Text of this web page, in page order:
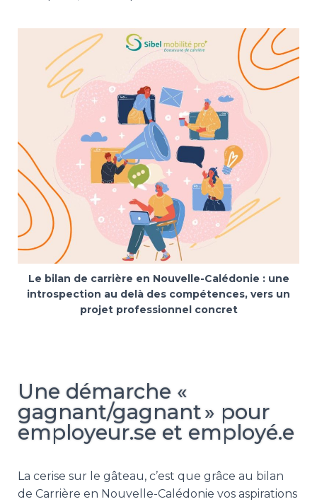
Le bilan de carrière en Nouvelle-Calédonie : une
introspection au delà des compétences, vers un
projet professionnel concret
Une démarche «
gagnant/gagnant » pour
employeur.se et employé.e
La cerise sur le gâteau, c’est que grâce au bilan
de Carrière en Nouvelle-Calédonie vos aspirations